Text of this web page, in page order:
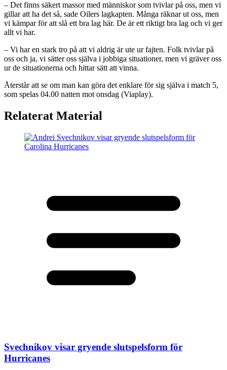
– Det finns säkert massor med människor som tvivlar på oss, men vi
gillar att ha det så, sade Oilers lagkapten. Många räknar ut oss, men
vi kämpar för att slå ett bra lag här. De är ett riktigt bra lag och vi ger
allt vi har.
– Vi har en stark tro på att vi aldrig är ute ur fajten. Folk tvivlar på
oss och ja, vi sätter oss själva i jobbiga situationer, men vi gräver oss
ur de situationerna och hittar sätt att vinna.
Återstår att se om man kan göra det enklare för sig själva i match 5,
som spelas 04.00 natten mot onsdag (Viaplay).
Relaterat Material
Svechnikov visar gryende slutspelsform för
Hurricanes